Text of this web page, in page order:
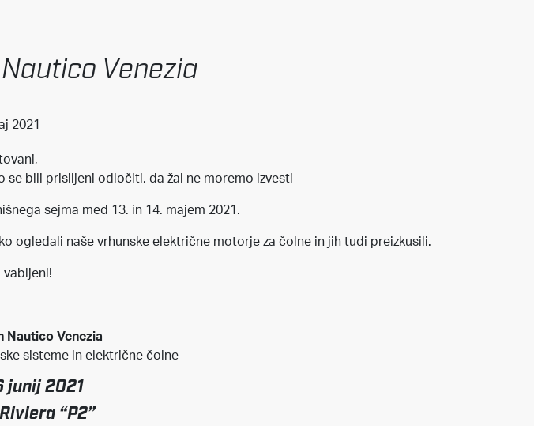
Venezia
2021
bili prisiljeni odločiti, da žal ne moremo izvesti
sejma med 13. in 14. majem 2021.
ogledali naše vrhunske električne motorje za čolne in jih tudi preizkusili.
vabljeni!
Nautico Venezia
sisteme in električne čolne
junij 2021
“P2”